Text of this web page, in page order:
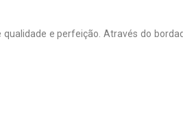
e perfeição. Através do